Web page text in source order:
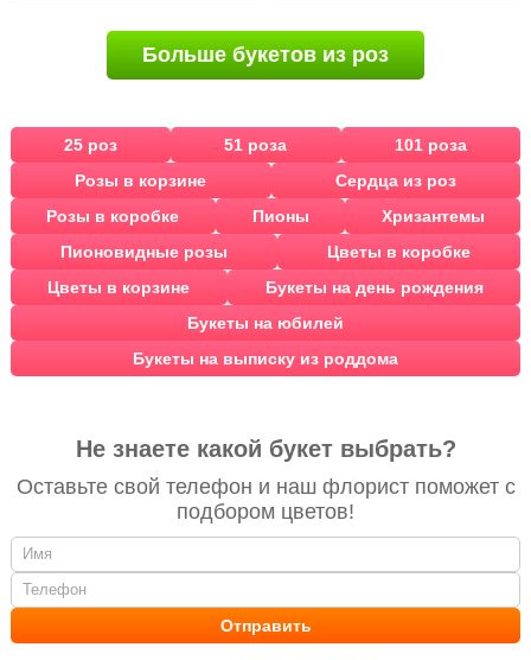
Больше букетов из роз
25 роз 51 роза
101 роза
Розы в корзине
Сердца из роз
Розы в коробке
Пионы
Хризантемы
Пионовидные розы
Цветы в коробке
Цветы в корзине
Букеты на день рождения
Букеты на юбилей
Букеты на выписку из роддома
Не знаете какой букет выбрать?
Оставьте свой телефон и наш флорист поможет с
подбором цветов!